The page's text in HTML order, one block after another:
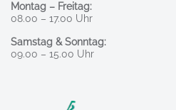
Montag – Freitag:
08.00 – 17.00 Uhr
Samstag & Sonntag:
09.00 – 15.00 Uhr